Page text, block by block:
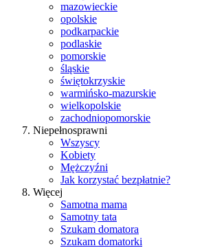
mazowieckie
opolskie
podkarpackie
podlaskie
pomorskie
śląskie
świętokrzyskie
warmińsko-mazurskie
wielkopolskie
zachodniopomorskie
Niepełnosprawni
Wszyscy
Kobiety
Mężczyźni
Jak korzystać bezpłatnie?
Więcej
Samotna mama
Samotny tata
Szukam domatora
Szukam domatorki